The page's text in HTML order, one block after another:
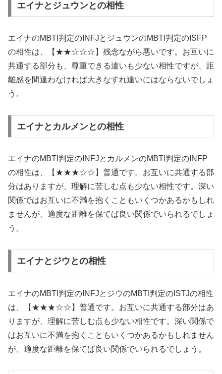
エイナとジュウンとの相性
エイナのMBTI判定のINFJとジュウンのMBTI判定のISFP
の相性は、【★★☆☆☆】残念ながら悪いです。お互いに
共通する部分も、尊重できる違いも少ない相性ですが、距
離感を間違わなければ大きなすれ違いにはならないでしょ
う。
エイナとカルメンとの相性
エイナのMBTI判定のINFJとカルメンのMBTI判定のINFP
の相性は、【★★★☆☆】普通です。お互いに共通する部
分はありますが、理解に苦しむ点も少ない相性です。深い
関係ではお互いに不満を抱くこともいくつかあるかもしれ
ませんが、適度な距離を保てば良い関係でいられるでしょ
う。
エイナとジウとの相性
エイナのMBTI判定のINFJとジウのMBTI判定のISTJの相性
は、【★★★☆☆】普通です。お互いに共通する部分はあ
りますが、理解に苦しむ点も少ない相性です。深い関係で
はお互いに不満を抱くこともいくつかあるかもしれません
が、適度な距離を保てば良い関係でいられるでしょう。